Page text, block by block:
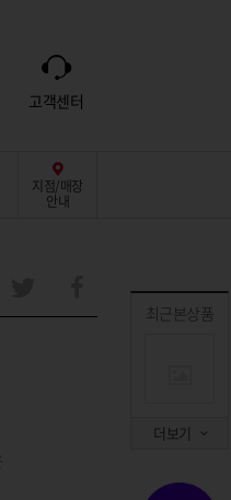
고객센터
지점/매장
안내
최근본상품
더보기